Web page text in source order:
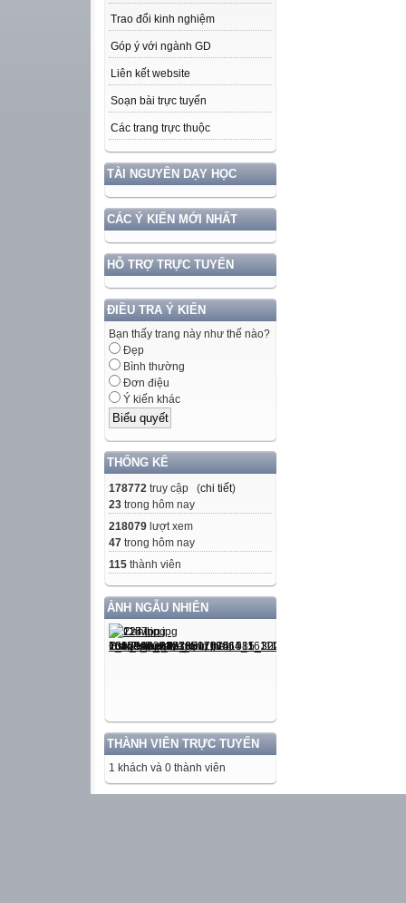
Trao đổi kinh nghiệm
Góp ý với ngành GD
Liên kết website
Soạn bài trực tuyến
Các trang trực thuộc
TÀI NGUYÊN DẠY HỌC
CÁC Ý KIẾN MỚI NHẤT
HỖ TRỢ TRỰC TUYẾN
ĐIỀU TRA Ý KIẾN
Bạn thấy trang này như thế nào?
Đẹp
Bình thường
Đơn điệu
Ý kiến khác
THỐNG KÊ
178772 truy cập (chi tiết)
23 trong hôm nay
218079 lượt xem
47 trong hôm nay
115 thành viên
ẢNH NGẪU NHIÊN
THÀNH VIÊN TRỰC TUYẾN
1 khách và 0 thành viên